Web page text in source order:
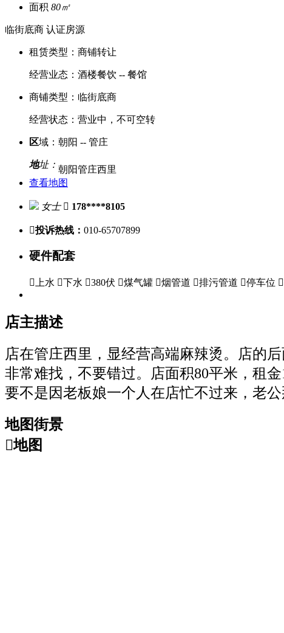
面积 80㎡
临街底商 认证房源
租赁类型： 商铺转让
经营业态： 酒楼餐饮 -- 餐馆
商铺类型： 临街底商
经营状态： 营业中，不可空转
区域： 朝阳 -- 管庄
地址： 朝阳管庄西里
查看地图
女士  178****8105
投诉热线： 010-65707899
硬件配套
 上水 下水 380伏 煤气罐 烟管道 排污管道 停车位 
店主描述
店在管庄西里，显经营高端麻辣烫。店的
非常难找，不要错过。店面积80平米，租
要不是因老板娘一个人在店忙不过来，老
地图街景
地图